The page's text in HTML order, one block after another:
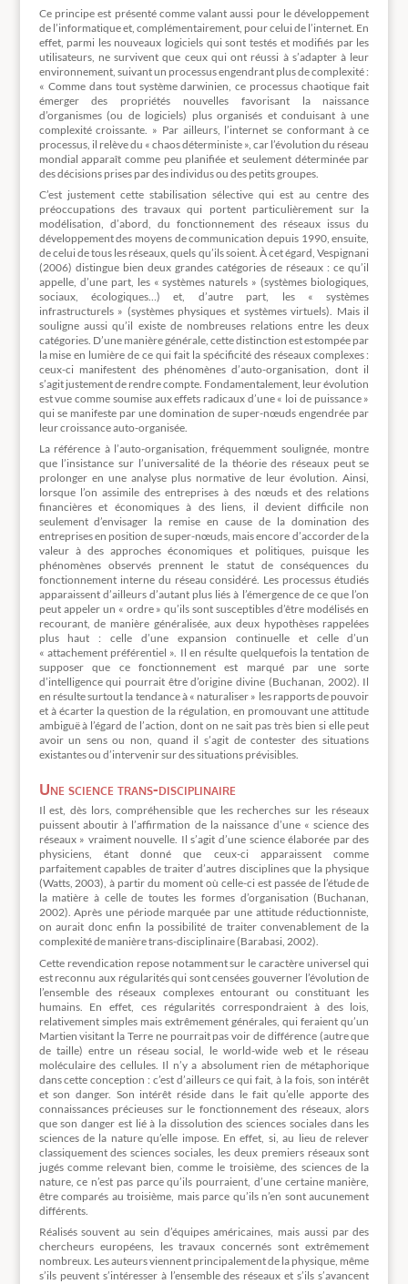
Ce principe est présenté comme valant aussi pour le développement
de l’informatique et, complémentairement, pour celui de l’internet. En
effet, parmi les nouveaux logiciels qui sont testés et modifiés par les
utilisateurs, ne survivent que ceux qui ont réussi à s’adapter à leur
environnement, suivant un processus engendrant plus de complexité :
« Comme dans tout système darwinien, ce processus chaotique fait
émerger des propriétés nouvelles favorisant la naissance
d’organismes (ou de logiciels) plus organisés et conduisant à une
complexité croissante. » Par ailleurs, l’internet se conformant à ce
processus, il relève du « chaos déterministe », car l’évolution du réseau
mondial apparaît comme peu planifiée et seulement déterminée par
des décisions prises par des individus ou des petits groupes.
C’est justement cette stabilisation sélective qui est au centre des
préoccupations des travaux qui portent particulièrement sur la
modélisation, d’abord, du fonctionnement des réseaux issus du
développement des moyens de communication depuis 1990, ensuite,
de celui de tous les réseaux, quels qu’ils soient. À cet égard, Vespignani
(2006) distingue bien deux grandes catégories de réseaux : ce qu’il
appelle, d’une part, les « systèmes naturels » (systèmes biologiques,
sociaux, écologiques…) et, d’autre part, les « systèmes
infrastructurels » (systèmes physiques et systèmes virtuels). Mais il
souligne aussi qu’il existe de nombreuses relations entre les deux
catégories. D’une manière générale, cette distinction est estompée par
la mise en lumière de ce qui fait la spécificité des réseaux complexes :
ceux-ci manifestent des phénomènes d’auto-organisation, dont il
s’agit justement de rendre compte. Fondamentalement, leur évolution
est vue comme soumise aux effets radicaux d’une « loi de puissance »
qui se manifeste par une domination de super-nœuds engendrée par
leur croissance auto-organisée.
La référence à l’auto-organisation, fréquemment soulignée, montre
que l’insistance sur l’universalité de la théorie des réseaux peut se
prolonger en une analyse plus normative de leur évolution. Ainsi,
lorsque l’on assimile des entreprises à des nœuds et des relations
financières et économiques à des liens, il devient difficile non
seulement d’envisager la remise en cause de la domination des
entreprises en position de super-nœuds, mais encore d’accorder de la
valeur à des approches économiques et politiques, puisque les
phénomènes observés prennent le statut de conséquences du
fonctionnement interne du réseau considéré. Les processus étudiés
apparaissent d’ailleurs d’autant plus liés à l’émergence de ce que l’on
peut appeler un « ordre » qu’ils sont susceptibles d’être modélisés en
recourant, de manière généralisée, aux deux hypothèses rappelées
plus haut : celle d’une expansion continuelle et celle d’un
« attachement préférentiel ». Il en résulte quelquefois la tentation de
supposer que ce fonctionnement est marqué par une sorte
d’intelligence qui pourrait être d’origine divine (Buchanan, 2002). Il
en résulte surtout la tendance à « naturaliser » les rapports de pouvoir
et à écarter la question de la régulation, en promouvant une attitude
ambiguë à l’égard de l’action, dont on ne sait pas très bien si elle peut
avoir un sens ou non, quand il s’agit de contester des situations
existantes ou d’intervenir sur des situations prévisibles.
Une science trans-disciplinaire
Il est, dès lors, compréhensible que les recherches sur les réseaux
puissent aboutir à l’affirmation de la naissance d’une « science des
réseaux » vraiment nouvelle. Il s’agit d’une science élaborée par des
physiciens, étant donné que ceux-ci apparaissent comme
parfaitement capables de traiter d’autres disciplines que la physique
(Watts, 2003), à partir du moment où celle-ci est passée de l’étude de
la matière à celle de toutes les formes d’organisation (Buchanan,
2002). Après une période marquée par une attitude réductionniste,
on aurait donc enfin la possibilité de traiter convenablement de la
complexité de manière trans-disciplinaire (Barabasi, 2002).
Cette revendication repose notamment sur le caractère universel qui
est reconnu aux régularités qui sont censées gouverner l’évolution de
l’ensemble des réseaux complexes entourant ou constituant les
humains. En effet, ces régularités correspondraient à des lois,
relativement simples mais extrêmement générales, qui feraient qu’un
Martien visitant la Terre ne pourrait pas voir de différence (autre que
de taille) entre un réseau social, le world-wide web et le réseau
moléculaire des cellules. Il n’y a absolument rien de métaphorique
dans cette conception : c’est d’ailleurs ce qui fait, à la fois, son intérêt
et son danger. Son intérêt réside dans le fait qu’elle apporte des
connaissances précieuses sur le fonctionnement des réseaux, alors
que son danger est lié à la dissolution des sciences sociales dans les
sciences de la nature qu’elle impose. En effet, si, au lieu de relever
classiquement des sciences sociales, les deux premiers réseaux sont
jugés comme relevant bien, comme le troisième, des sciences de la
nature, ce n’est pas parce qu’ils pourraient, d’une certaine manière,
être comparés au troisième, mais parce qu’ils n’en sont aucunement
différents.
Réalisés souvent au sein d’équipes américaines, mais aussi par des
chercheurs européens, les travaux concernés sont extrêmement
nombreux. Les auteurs viennent principalement de la physique, même
s’ils peuvent s’intéresser à l’ensemble des réseaux et s’ils s’avancent